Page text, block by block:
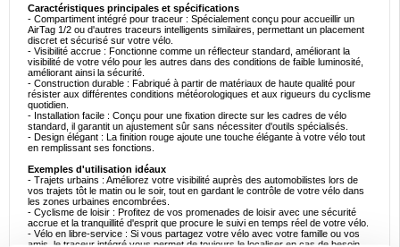
Caractéristiques principales et spécifications
- Compartiment intégré pour traceur : Spécialement conçu pour accueillir un
AirTag 1/2 ou d'autres traceurs intelligents similaires, permettant un placement
discret et sécurisé sur votre vélo.
- Visibilité accrue : Fonctionne comme un réflecteur standard, améliorant la
visibilité de votre vélo pour les autres dans des conditions de faible luminosité,
améliorant ainsi la sécurité.
- Construction durable : Fabriqué à partir de matériaux de haute qualité pour
résister aux différentes conditions météorologiques et aux rigueurs du cyclisme
quotidien.
- Installation facile : Conçu pour une fixation directe sur les cadres de vélo
standard, il garantit un ajustement sûr sans nécessiter d'outils spécialisés.
- Design élégant : La finition rouge ajoute une touche élégante à votre vélo tout
en remplissant ses fonctions.
Exemples d'utilisation idéaux
- Trajets urbains : Améliorez votre visibilité auprès des automobilistes lors de
vos trajets tôt le matin ou le soir, tout en gardant le contrôle de votre vélo dans
les zones urbaines encombrées.
- Cyclisme de loisir : Profitez de vos promenades de loisir avec une sécurité
accrue et la tranquillité d'esprit que procure le suivi en temps réel de votre vélo.
- Vélo en libre-service : Si vous partagez votre vélo avec votre famille ou vos
amis, le traceur intégré vous permet de toujours le localiser en cas de besoin.